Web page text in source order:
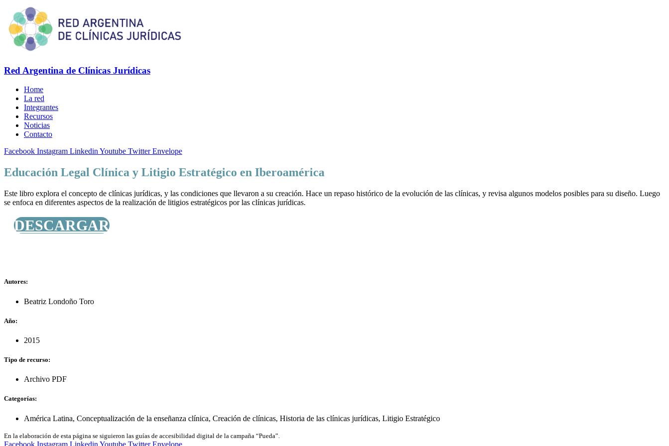
Red Argentina de Clínicas Jurídicas
Home
La red
Integrantes
Recursos
Noticias
Contacto
Facebook Instagram LinkedinYoutube Twitter Envelope
Educación Legal Clínica y Litigio Estratégico en Iberoamérica
Este libro explora el concepto de clínicas jurídicas, y las condiciones que llevaron a su creación. Hace un repaso histórico de la evolución de las clínicas, y revisa algunos modelos posibles para su diseño. Luego
se enfoca en diferentes aspectos de la realización de litigios estratégicos por las clínicas jurídicas.
DESCARGAR
Autores:
Beatriz Londoño Toro
Año:
2015
Tipo de recurso:
Archivo PDF
Categorías:
América Latina, Conceptualización de la enseñanza clínica, Creación de clínicas, Historia de las clínicas jurídicas, Litigio Estratégico
En la elaboración de esta página se siguieron las guías de accesibilidad digital de la campaña “Pueda”.
Facebook Instagram Linkedin Youtube Twitter Envelope